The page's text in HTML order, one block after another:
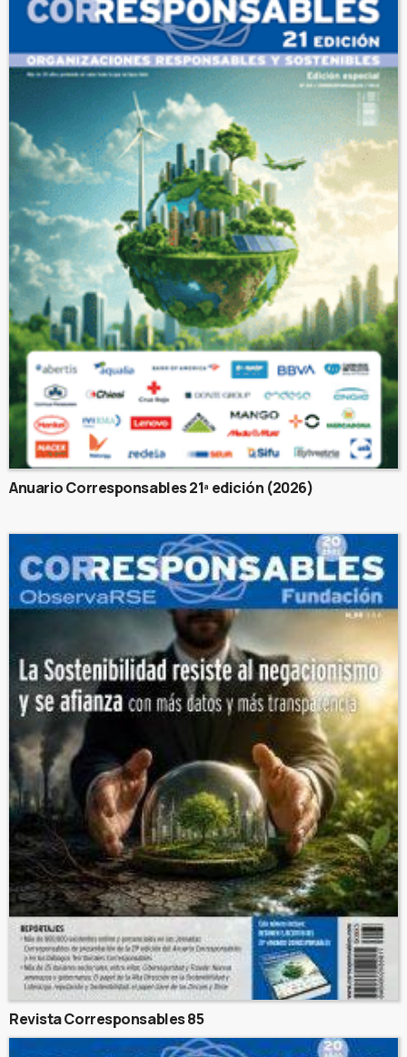
Anuario Corresponsables 21ª edición (2026)
Revista Corresponsables 85